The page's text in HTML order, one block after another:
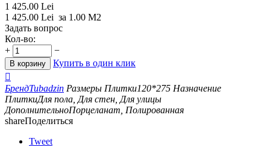
1 425.00 Lei
1 425.00 Lei за 1.00 M2
Задать вопрос
Кол-во:
+
−
В корзину
Купить в один клик

БрендTubadzin Размеры Плитки120*275 Назначение
ПлиткиДля пола, Для стен, Для улицы
ДополнительноПорцеланат, Полированная
shareПоделиться
Tweet